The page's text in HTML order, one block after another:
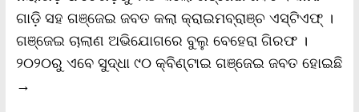
ଗାଡ଼ି ସହ ଗଞ୍ଜେଇ ଜବତ କଲା କ୍ରାଇମବ୍ରାଞ୍ଚ ଏସ୍‌ଟିଏଫ୍‌ ।
ଗଞ୍ଜେଇ ଚାଲାଣ ଅଭିଯୋଗରେ ବୁଲୁ ବେହେରା ଗିରଫ ।
୨୦୨୦ରୁ ଏବେ ସୁଦ୍ଧା ୯୦ କ୍ବିଣ୍ଟାଇ ଗଞ୍ଜେଇ ଜବତ ହୋଇଛି
→